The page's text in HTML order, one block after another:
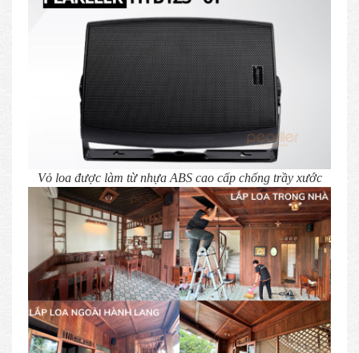
Vỏ loa được làm từ nhựa ABS cao cấp chống trầy xước